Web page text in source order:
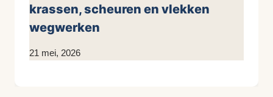
krassen, scheuren en vlekken
wegwerken
Door
21 mei, 2026